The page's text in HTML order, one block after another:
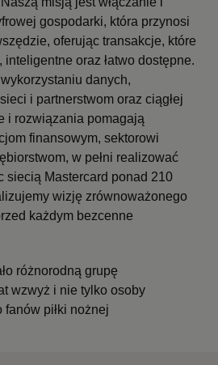
gospodarki, która przynosi
oferując transakcje, które
oraz łatwo dostępne.
danych,
i partnerstwom oraz ciągłej
i rozwiązania pomagają
finansowym, sektorowi
w pełni realizować
siecią Mastercard ponad 210
wizję zrównoważonego
każdym bezcenne
różnorodną grupę
wzwyż i nie tylko osoby
piłki nożnej